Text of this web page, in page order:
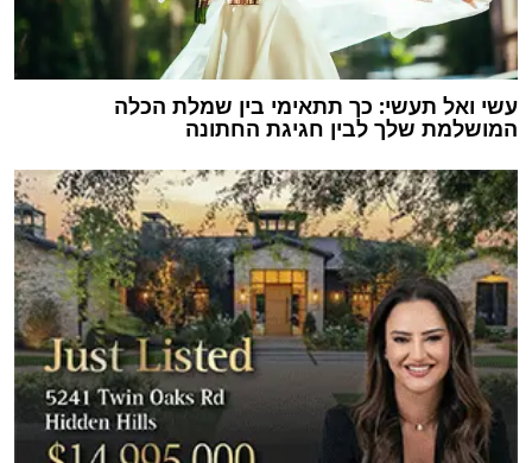
עשי ואל תעשי: כך תתאימי בין שמלת הכלה
המושלמת שלך לבין חגיגת החתונה